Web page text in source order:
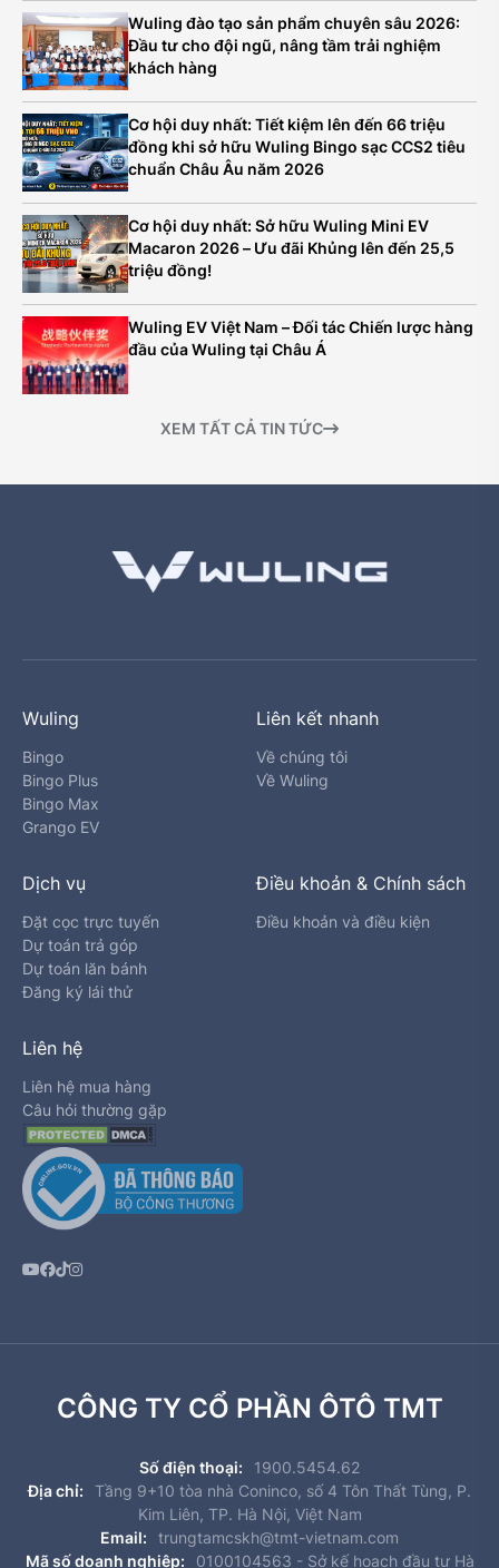
Wuling đào tạo sản phẩm chuyên sâu 2026:
Đầu tư cho đội ngũ, nâng tầm trải nghiệm
khách hàng
Cơ hội duy nhất: Tiết kiệm lên đến 66 triệu
đồng khi sở hữu Wuling Bingo sạc CCS2 tiêu
chuẩn Châu Âu năm 2026
Cơ hội duy nhất: Sở hữu Wuling Mini EV
Macaron 2026 – Ưu đãi Khủng lên đến 25,5
triệu đồng!
Wuling EV Việt Nam – Đối tác Chiến lược hàng
đầu của Wuling tại Châu Á
XEM TẤT CẢ TIN TỨC
Wuling
Bingo
Bingo Plus
Bingo Max
Grango EV
Liên kết nhanh
Về chúng tôi
Về Wuling
Dịch vụ
Đặt cọc trực tuyến
Dự toán trả góp
Dự toán lăn bánh
Đăng ký lái thử
Điều khoản & Chính sách
Điều khoản và điều kiện
Liên hệ
Liên hệ mua hàng
Câu hỏi thường gặp
CÔNG TY CỔ PHẦN ÔTÔ TMT
Số điện thoại:
1900.5454.62
Địa chỉ:
Tầng 9+10 tòa nhà Coninco, số 4 Tôn Thất Tùng, P.
Kim Liên, TP. Hà Nội, Việt Nam
Email:
trungtamcskh@tmt-vietnam.com
Mã số doanh nghiệp:
0100104563 - Sở kế hoạch đầu tư Hà